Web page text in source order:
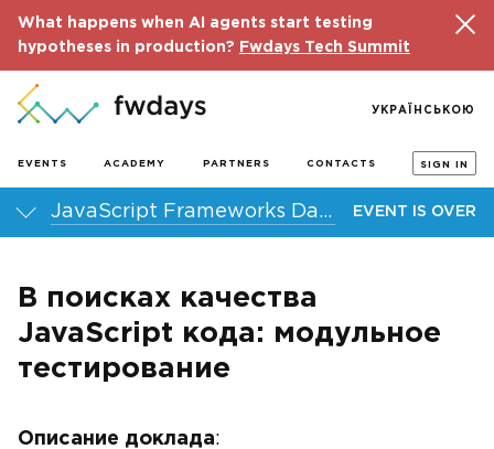
What happens when AI agents start testing
hypotheses in production?
Fwdays Tech Summit
EVENTS ACADEMY PARTNERS CONTACTS SIGN IN
УКРАЇНСЬКОЮ
JavaScript Frameworks Day 2014 EVENT IS OVER
В поисках качества
JavaScript кода: модульное
тестирование
Описание доклада: